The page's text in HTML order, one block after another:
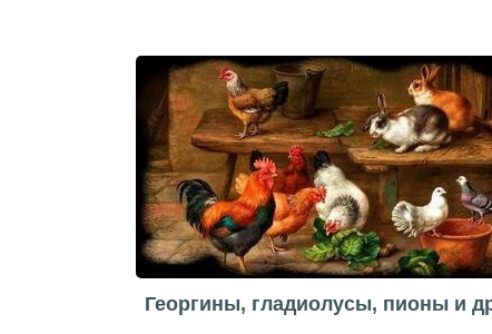
Георгины, гладиолусы, пионы и